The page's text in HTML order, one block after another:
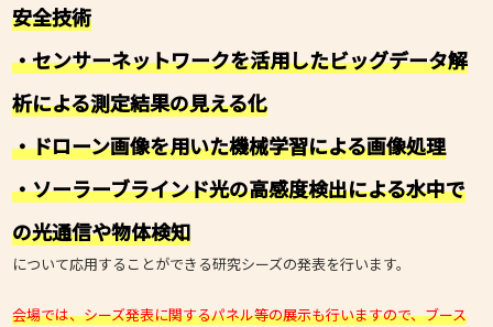
安全技術
・センサーネットワークを活用したビッグデータ解
析による測定結果の見える化
・ドローン画像を用いた機械学習による画像処理
・ソーラーブラインド光の高感度検出による水中で
の光通信や物体検知
について応用することができる研究シーズの発表を行います。
会場では、シーズ発表に関するパネル等の展示も行いますので、ブース